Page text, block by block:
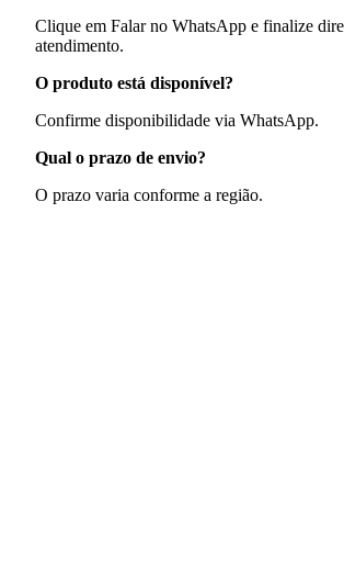
Clique em Falar no WhatsApp e finalize
atendimento.
O produto está disponível?
Confirme disponibilidade via WhatsApp.
Qual o prazo de envio?
O prazo varia conforme a região.